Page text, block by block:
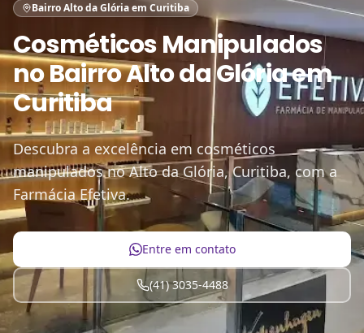
Bairro Alto da Glória em Curitiba
Cosméticos Manipulados
noBairro Alto da Glória em
Curitiba
Descubra a excelência em cosméticos
manipulados no Alto da Glória, Curitiba, com a
Farmácia Efetiva.
Entre em contato
(41) 3035-4488